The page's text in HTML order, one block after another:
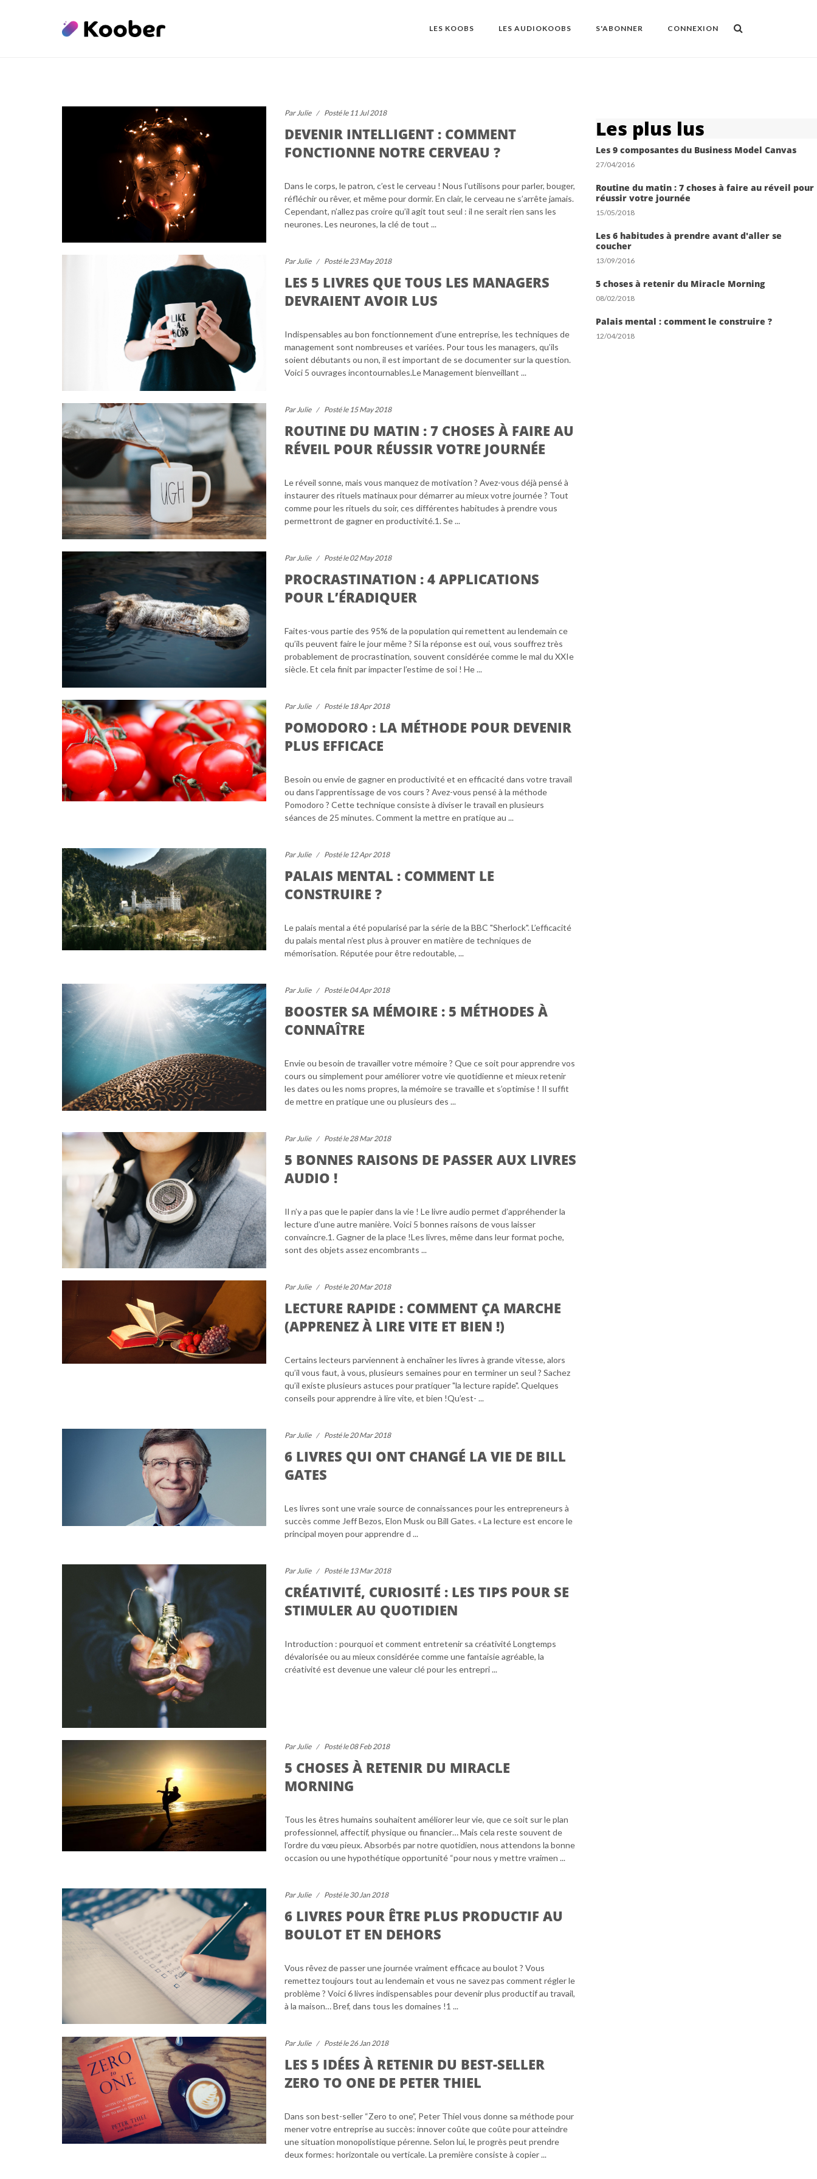
LES KOOBS LES AUDIOKOOBS S'ABONNER CONNEXION
Par Julie Posté le 11 Jul 2018
DEVENIR INTELLIGENT : COMMENT
FONCTIONNE NOTRE CERVEAU ?
Dans le corps, le patron, c’est le cerveau ! Nous l’utilisons pour parler, bouger,
réfléchir ou rêver, et même pour dormir. En clair, le cerveau ne s’arrête jamais.
Cependant, n’allez pas croire qu’il agit tout seul : il ne serait rien sans les
neurones. Les neurones, la clé de tout ...
Par Julie Posté le 23 May 2018
LES 5 LIVRES QUE TOUS LES MANAGERS
DEVRAIENT AVOIR LUS
Indispensables au bon fonctionnement d’une entreprise, les techniques de
management sont nombreuses et variées. Pour tous les managers, qu’ils
soient débutants ou non, il est important de se documenter sur la question.
Voici 5 ouvrages incontournables.Le Management bienveillant ...
Par Julie Posté le 15 May 2018
ROUTINE DU MATIN : 7 CHOSES À FAIRE AU
RÉVEIL POUR RÉUSSIR VOTRE JOURNÉE
Le réveil sonne, mais vous manquez de motivation ? Avez-vous déjà pensé à
instaurer des rituels matinaux pour démarrer au mieux votre journée ? Tout
comme pour les rituels du soir, ces différentes habitudes à prendre vous
permettront de gagner en productivité.1. Se ...
Par Julie Posté le 02 May 2018
PROCRASTINATION : 4 APPLICATIONS
POUR L’ÉRADIQUER
Faites-vous partie des 95% de la population qui remettent au lendemain ce
qu’ils peuvent faire le jour même ? Si la réponse est oui, vous souffrez très
probablement de procrastination, souvent considérée comme le mal du XXIe
siècle. Et cela finit par impacter l’estime de soi ! He ...
Par Julie Posté le 18 Apr 2018
POMODORO : LA MÉTHODE POUR DEVENIR
PLUS EFFICACE
Besoin ou envie de gagner en productivité et en efficacité dans votre travail
ou dans l’apprentissage de vos cours ? Avez-vous pensé à la méthode
Pomodoro ? Cette technique consiste à diviser le travail en plusieurs
séances de 25 minutes. Comment la mettre en pratique au ...
Par Julie Posté le 12 Apr 2018
PALAIS MENTAL : COMMENT LE
CONSTRUIRE ?
Le palais mental a été popularisé par la série de la BBC "Sherlock". L’efficacité
du palais mental n’est plus à prouver en matière de techniques de
mémorisation. Réputée pour être redoutable, ...
Par Julie Posté le 04 Apr 2018
BOOSTER SA MÉMOIRE : 5 MÉTHODES À
CONNAÎTRE
Envie ou besoin de travailler votre mémoire ? Que ce soit pour apprendre vos
cours ou simplement pour améliorer votre vie quotidienne et mieux retenir
les dates ou les noms propres, la mémoire se travaille et s’optimise ! Il suffit
de mettre en pratique une ou plusieurs des ...
Par Julie Posté le 28 Mar 2018
5 BONNES RAISONS DE PASSER AUX LIVRES
AUDIO !
Il n’y a pas que le papier dans la vie ! Le livre audio permet d’appréhender la
lecture d’une autre manière. Voici 5 bonnes raisons de vous laisser
convaincre.1. Gagner de la place !Les livres, même dans leur format poche,
sont des objets assez encombrants ...
Par Julie Posté le 20 Mar 2018
LECTURE RAPIDE : COMMENT ÇA MARCHE
(APPRENEZ À LIRE VITE ET BIEN !)
Certains lecteurs parviennent à enchaîner les livres à grande vitesse, alors
qu’il vous faut, à vous, plusieurs semaines pour en terminer un seul ? Sachez
qu’il existe plusieurs astuces pour pratiquer "la lecture rapide". Quelques
conseils pour apprendre à lire vite, et bien !Qu’est- ...
Par Julie Posté le 20 Mar 2018
6 LIVRES QUI ONT CHANGÉ LA VIE DE BILL
GATES
Les livres sont une vraie source de connaissances pour les entrepreneurs à
succès comme Jeff Bezos, Elon Musk ou Bill Gates. « La lecture est encore le
principal moyen pour apprendre d ...
Par Julie Posté le 13 Mar 2018
CRÉATIVITÉ, CURIOSITÉ : LES TIPS POUR SE
STIMULER AU QUOTIDIEN
Introduction : pourquoi et comment entretenir sa créativité Longtemps
dévalorisée ou au mieux considérée comme une fantaisie agréable, la
créativité est devenue une valeur clé pour les entrepri ...
Par Julie Posté le 08 Feb 2018
5 CHOSES À RETENIR DU MIRACLE
MORNING
Tous les êtres humains souhaitent améliorer leur vie, que ce soit sur le plan
professionnel, affectif, physique ou financier… Mais cela reste souvent de
l’ordre du vœu pieux. Absorbés par notre quotidien, nous attendons la bonne
occasion ou une hypothétique opportunité “pour nous y mettre vraimen ...
Par Julie Posté le 30 Jan 2018
6 LIVRES POUR ÊTRE PLUS PRODUCTIF AU
BOULOT ET EN DEHORS
Vous rêvez de passer une journée vraiment efficace au boulot ? Vous
remettez toujours tout au lendemain et vous ne savez pas comment régler le
problème ? Voici 6 livres indispensables pour devenir plus productif au travail,
à la maison… Bref, dans tous les domaines !1 ...
Par Julie Posté le 26 Jan 2018
LES 5 IDÉES À RETENIR DU BEST-SELLER
ZERO TO ONE DE PETER THIEL
Dans son best-seller “Zero to one”, Peter Thiel vous donne sa méthode pour
mener votre entreprise au succès: innover coûte que coûte pour atteindre
une situation monopolistique pérenne. Selon lui, le progrès peut prendre
deux formes: horizontale ou verticale. La première consiste à copier ...
Les plus lus
Les 9 composantes du Business Model Canvas
27/04/2016
Routine du matin : 7 choses à faire au réveil pour
réussir votre journée
15/05/2018
Les 6 habitudes à prendre avant d'aller se
coucher
13/09/2016
5 choses à retenir du Miracle Morning
08/02/2018
Palais mental : comment le construire ?
12/04/2018